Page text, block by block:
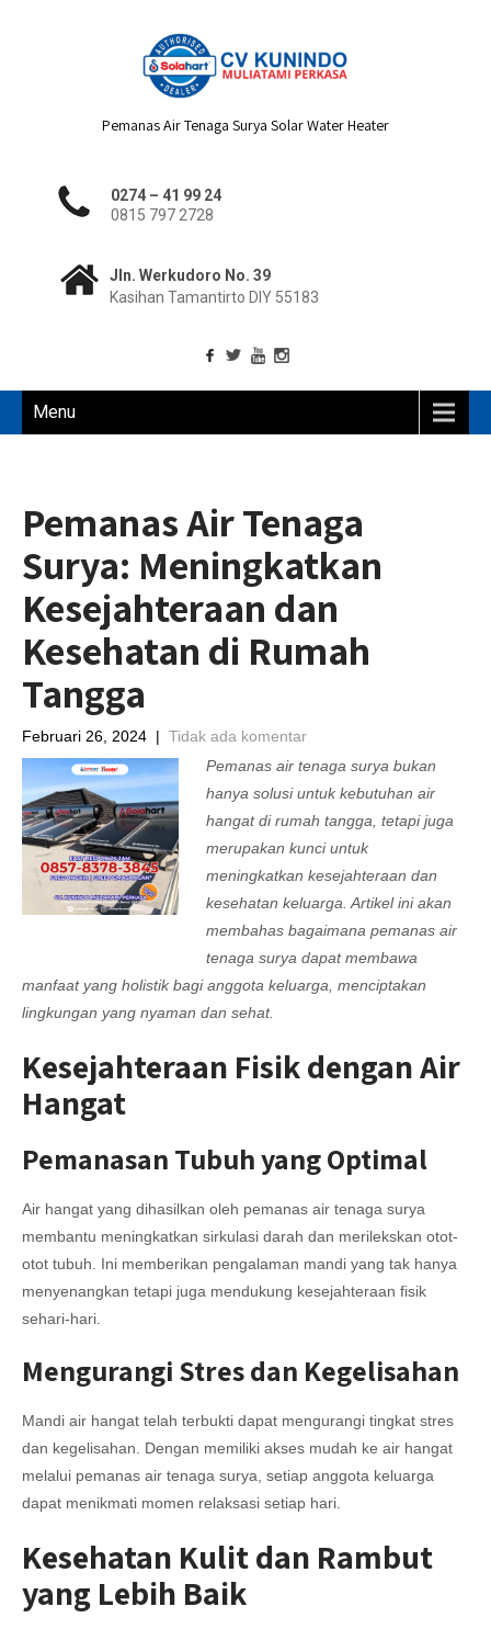
Pemanas Air Tenaga Surya Solar Water Heater
0274 – 41 99 24
0815 797 2728
Jln. Werkudoro No. 39
Kasihan Tamantirto DIY 55183
Menu
Pemanas Air Tenaga
Surya: Meningkatkan
Kesejahteraan dan
Kesehatan di Rumah
Tangga
Februari 26, 2024 | Tidak ada komentar
Pemanas air tenaga surya bukan
hanya solusi untuk kebutuhan air
hangat di rumah tangga, tetapi juga
merupakan kunci untuk
meningkatkan kesejahteraan dan
kesehatan keluarga. Artikel ini akan
membahas bagaimana pemanas air
tenaga surya dapat membawa
manfaat yang holistik bagi anggota keluarga, menciptakan
lingkungan yang nyaman dan sehat.
Kesejahteraan Fisik dengan Air
Hangat
Pemanasan Tubuh yang Optimal
Air hangat yang dihasilkan oleh pemanas air tenaga surya
membantu meningkatkan sirkulasi darah dan merilekskan otot-
otot tubuh. Ini memberikan pengalaman mandi yang tak hanya
menyenangkan tetapi juga mendukung kesejahteraan fisik
sehari-hari.
Mengurangi Stres dan Kegelisahan
Mandi air hangat telah terbukti dapat mengurangi tingkat stres
dan kegelisahan. Dengan memiliki akses mudah ke air hangat
melalui pemanas air tenaga surya, setiap anggota keluarga
dapat menikmati momen relaksasi setiap hari.
Kesehatan Kulit dan Rambut
yang Lebih Baik